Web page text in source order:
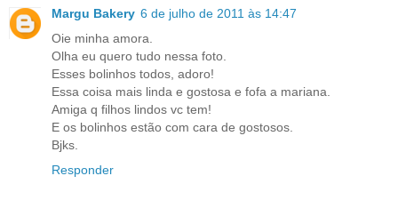
Margu Bakery 6 de julho de 2011 às 14:47
Oie minha amora.
Olha eu quero tudo nessa foto.
Esses bolinhos todos, adoro!
Essa coisa mais linda e gostosa e fofa a mariana.
Amiga q filhos lindos vc tem!
E os bolinhos estão com cara de gostosos.
Bjks.
Responder